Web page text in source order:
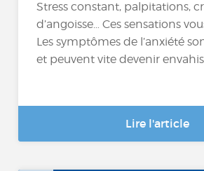
Stress constant, palpitations,
d’angoisse… Ces sensations
Les symptômes de l’anxiété
et peuvent vite devenir
Lire l'article